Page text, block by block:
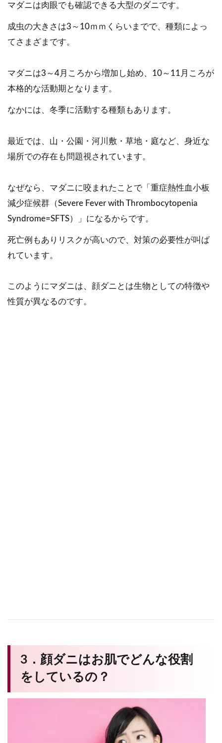
マダニは肉眼でも確認できる大型のダニです。
成虫の大きさは3～10ｍｍくらいまでで、種類によっ
てさまざまです。
マダニは3～4月ころから増加し始め、10～11月ころが
本格的な活動期となります。
なかには、冬季に活動する種類もあります。
最近では、山・公園・河川敷・草地・庭など、身近な
場所での存在も問題視されています。
なぜなら、マダニに咬まれたことで「重症熱性血小板
減少症候群（Severe Fever with Thrombocytopenia
Syndrome=SFTS）」になるからです。
死亡例もありリスクが高いので、対策の必要性が叫ば
れています。
このようにマダニは、顔ダニとは生物としての特徴や
性質が異なるのです。
3．顔ダニはお肌でどんな役割
をしているの？